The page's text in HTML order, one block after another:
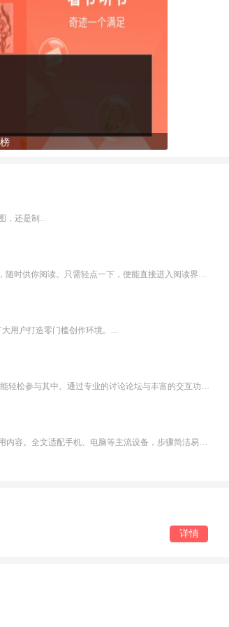
，还是制...
乐可漫画APP，堪称主打免费与高清的在线漫画阅读神器。其官方版提供海量完整版漫画资源，无论是国内漫画，还是日漫、韩漫、台漫、美漫等国外漫画，应有尽有，随时供你阅读。只需轻点一下，便能直接进入阅读界面。不仅如此，乐可漫画最新版本更新速度极快，在这里，你总能抢先看到全网一手漫画章节内容！...
用户打造零门槛创作环境。...
米坛社区是专为钟表爱好者打造的交流平台。无论你是初涉钟表领域的普通爱好者，还是拥有多年收藏经验的资深玩家，都能在此找到属于自己的天地。 无需注册，就能轻松参与其中。通过专业的讨论论坛与丰富的交互功能，你可与世界各地的钟表爱好者畅快交流。若你钟情于钟表，米坛社区无疑是值得一试的理想之选。在这里，你能获取最新的手表资讯，交流见解，提升鉴赏品味，让每一块手表都成为收藏故事中重要的一部分。感兴趣的朋友，不要错过下载机会。...
不少影视爱好者都在探寻天天影院观看电视剧的完整方法，结合最新平台使用规则，本篇新手入门攻略全面讲解观看渠道、检索流程、播放设置以及画面模式调整等实用内容。全文适配手机、电脑等主流设备，步骤简洁易懂，无论是初次使用的新手，还是想要优化观影体验的用户，都能参照内容快速上手，熟练掌握平台各项操作技巧，轻松畅享影视内容。...
详情